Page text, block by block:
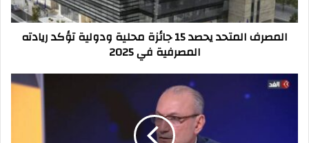
تؤكد
ريادته
المصرفية
المصرف المتحد يحصد 15 جائزة محلية ودولية تؤكد ريادته
المصرفية في 2025
سفير